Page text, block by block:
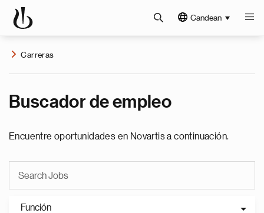
Candean
Carreras
Buscador de empleo
Encuentre oportunidades en Novartis a continuación.
Función